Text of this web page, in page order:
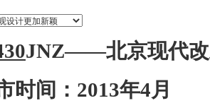
JNZ——北京现代
间：2013年4月